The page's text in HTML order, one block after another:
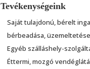
Tevékenységeink
Saját tulajdonú, bérelt
bérbeadása, üzemeltetése
Egyéb szálláshely-
Éttermi, mozgó